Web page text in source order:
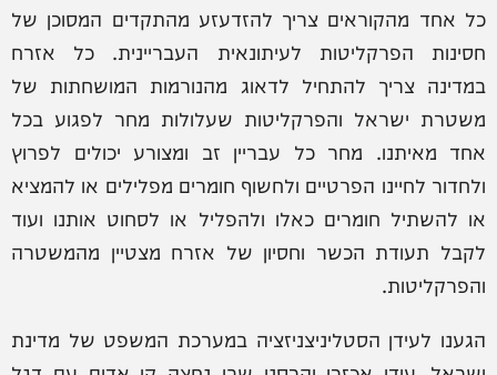
כל אחד מהקוראים צריך להזדעזע מהתקדים המסוכן של
חסינות הפרקליטות לעיתונאית העבריינית. כל אזרח
במדינה צריך להתחיל לדאוג מהנורמות המושחתות של
משטרת ישראל והפרקליטות שעלולות מחר לפגוע בכל
אחד מאיתנו. מחר כל עבריין זב ומצורע יכולים לפרוץ
ולחדור לחיינו הפרטיים ולחשוף חומרים מפלילים או להמציא
או להשתיל חומרים כאלו ולהפליל או לסחוט אותנו ועוד
לקבל תעודת הכשר וחסיון של אזרח מצטיין מהמשטרה
והפרקליטות.
הגענו לעידן הסטליניצניזציה במערכת המשפט של מדינת